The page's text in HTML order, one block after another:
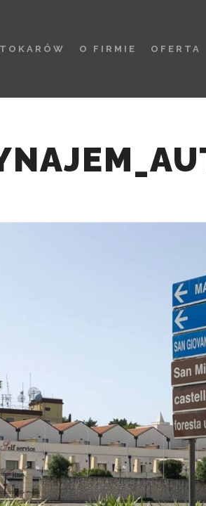
O FIRMIE OFERTA